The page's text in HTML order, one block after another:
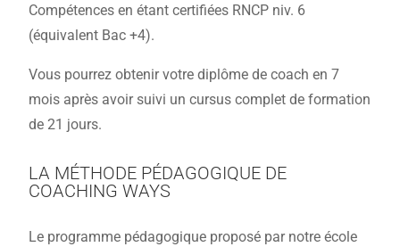
Compétences en étant certifiées RNCP niv. 6
(équivalent Bac +4).
Vous pourrez obtenir votre diplôme de coach en 7
mois après avoir suivi un cursus complet de formation
de 21 jours.
LA MÉTHODE PÉDAGOGIQUE DE
COACHING WAYS
Le programme pédagogique proposé par notre école